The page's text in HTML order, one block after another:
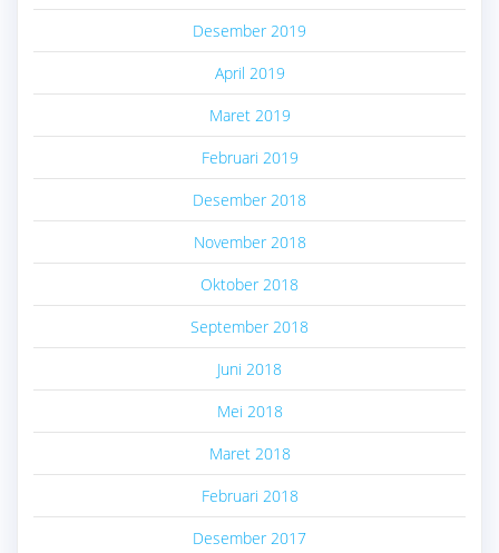
Desember 2019
April 2019
Maret 2019
Februari 2019
Desember 2018
November 2018
Oktober 2018
September 2018
Juni 2018
Mei 2018
Maret 2018
Februari 2018
Desember 2017